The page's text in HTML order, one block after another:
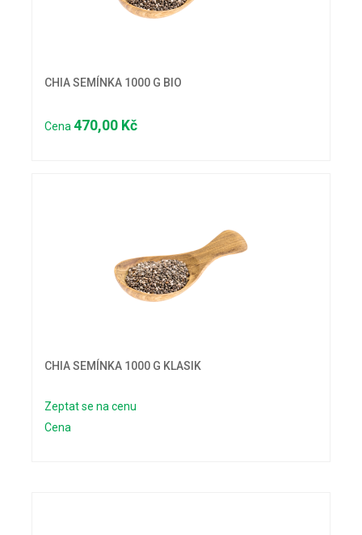
CHIA SEMÍNKA 1000 G BIO
Cena 470,00 Kč
CHIA SEMÍNKA 1000 G KLASIK
Zeptat se na cenu
Cena